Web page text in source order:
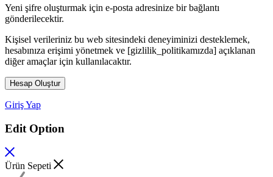
Yeni şifre oluşturmak için e-posta adresinize bir bağlantı
gönderilecektir.
Kişisel verileriniz bu web sitesindeki deneyiminizi desteklemek,
hesabınıza erişimi yönetmek ve [gizlilik_politikamızda] açıklanan
diğer amaçlar için kullanılacaktır.
Hesap Oluştur
Giriş Yap
Edit Option
Ürün Sepeti